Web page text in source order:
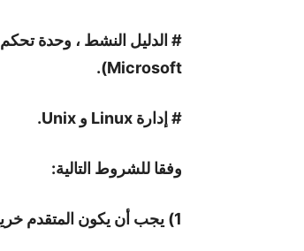
Microsoft).
# إدارة Linux و Unix.
وفقا للشروط التالية:
1) يجب أن يكون المتقدم خريج أحد التخصصات التالية: